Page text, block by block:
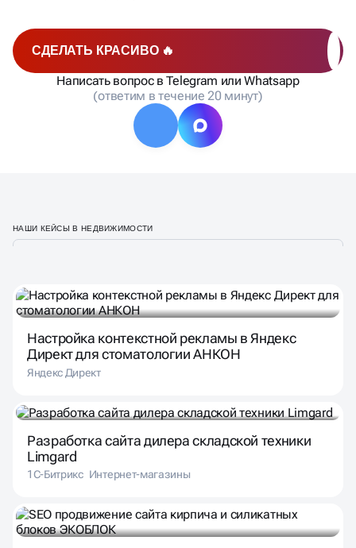
СДЕЛАТЬ КРАСИВО 🔥
Написать вопрос в Telegram или Whatsapp
(ответим в течение 20 минут)
НАШИ КЕЙСЫ В НЕДВИЖИМОСТИ
Настройка контекстной рекламы в Яндекс
Директ для стоматологии АНКОН
Яндекс Директ
Разработка сайта дилера складской техники
Limgard
1С-Битрикс Интернет-магазины